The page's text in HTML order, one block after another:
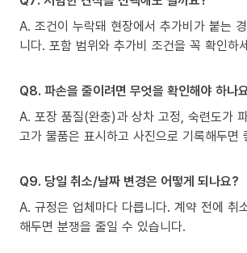
A. 조건이 누락돼 현장에서 추가비가 붙는
니다. 포함 범위와 추가비 조건을 꼭 확인하
Q8. 파손을 줄이려면 무엇을 확인해야 하나
A. 포장 품질(완충)과 상차 고정, 숙련도가
고가 물품은 표시하고 사진으로 기록해두면
Q9. 당일 취소/날짜 변경은 어떻게 되나요?
A. 규정은 업체마다 다릅니다. 계약 전에 취
해두면 분쟁을 줄일 수 있습니다.